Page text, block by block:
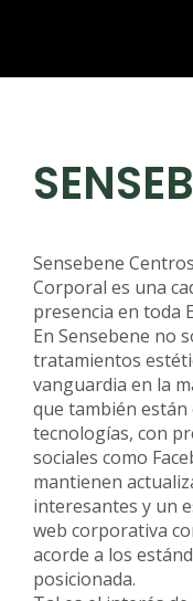
QUÉ HACEMOS
ARTES GRÁFICAS Y
KIT DIGITAL
BLOG
IDDIS
CONTACTO
Sensebene
Corporal es una
presencia en toda
En Sensebene no
tratamientos
vanguardia en la
que también
tecnologías, con
sociales como
mantienen
interesantes y un
web corporativa
acorde a los
posicionada.